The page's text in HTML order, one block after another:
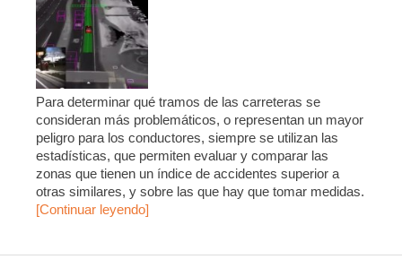
Para determinar qué tramos de las carreteras se
consideran más problemáticos, o representan un mayor
peligro para los conductores, siempre se utilizan las
estadísticas, que permiten evaluar y comparar las
zonas que tienen un índice de accidentes superior a
otras similares, y sobre las que hay que tomar medidas.
[Continuar leyendo]